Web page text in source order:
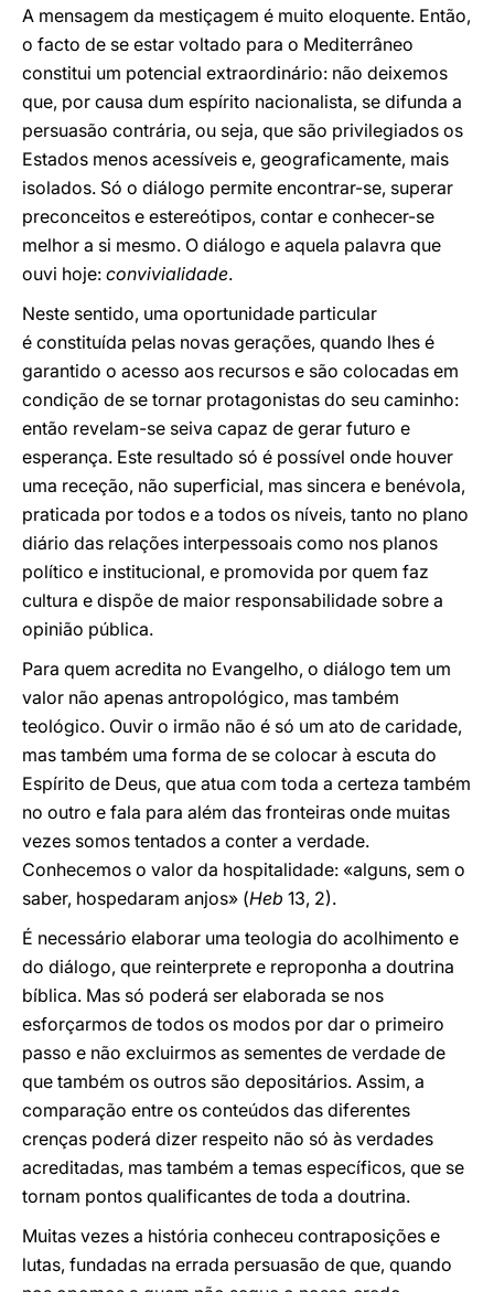
A mensagem da mestiçagem é muito eloquente. Então,
o facto de se estar voltado para o Mediterrâneo
constitui um potencial extraordinário: não deixemos
que, por causa dum espírito nacionalista, se difunda a
persuasão contrária, ou seja, que são privilegiados os
Estados menos acessíveis e, geograficamente, mais
isolados. Só o diálogo permite encontrar-se, superar
preconceitos e estereótipos, contar e conhecer-se
melhor a si mesmo. O diálogo e aquela palavra que
ouvi hoje: convivialidade.
Neste sentido, uma oportunidade particular
é constituída pelas novas gerações, quando lhes é
garantido o acesso aos recursos e são colocadas em
condição de se tornar protagonistas do seu caminho:
então revelam-se seiva capaz de gerar futuro e
esperança. Este resultado só é possível onde houver
uma receção, não superficial, mas sincera e benévola,
praticada por todos e a todos os níveis, tanto no plano
diário das relações interpessoais como nos planos
político e institucional, e promovida por quem faz
cultura e dispõe de maior responsabilidade sobre a
opinião pública.
Para quem acredita no Evangelho, o diálogo tem um
valor não apenas antropológico, mas também
teológico. Ouvir o irmão não é só um ato de caridade,
mas também uma forma de se colocar à escuta do
Espírito de Deus, que atua com toda a certeza também
no outro e fala para além das fronteiras onde muitas
vezes somos tentados a conter a verdade.
Conhecemos o valor da hospitalidade: «alguns, sem o
saber, hospedaram anjos» (Heb 13, 2).
É necessário elaborar uma teologia do acolhimento e
do diálogo, que reinterprete e reproponha a doutrina
bíblica. Mas só poderá ser elaborada se nos
esforçarmos de todos os modos por dar o primeiro
passo e não excluirmos as sementes de verdade de
que também os outros são depositários. Assim, a
comparação entre os conteúdos das diferentes
crenças poderá dizer respeito não só às verdades
acreditadas, mas também a temas específicos, que se
tornam pontos qualificantes de toda a doutrina.
Muitas vezes a história conheceu contraposições e
lutas, fundadas na errada persuasão de que, quando